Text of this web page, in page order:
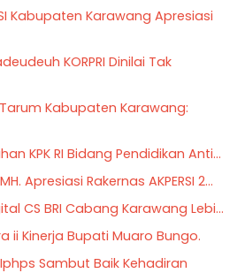
Kabupaten Karawang Apresiasi
KORPRI Dinilai Tak
Kabupaten Karawang:
KPK RI Bidang Pendidikan Anti...
Apresiasi Rakernas AKPERSI 2...
CS BRI Cabang Karawang Lebi...
ii Kinerja Bupati Muaro Bungo.
Sambut Baik Kehadiran